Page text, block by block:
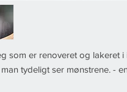
som er renoveret og lakeret i
tydeligt ser mønstrene. -